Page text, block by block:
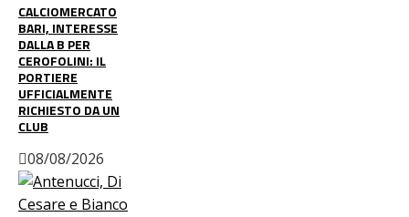
CALCIOMERCATO
BARI, INTERESSE
DALLA B PER
CEROFOLINI: IL
PORTIERE
UFFICIALMENTE
RICHIESTO DA UN
CLUB
08/08/2026